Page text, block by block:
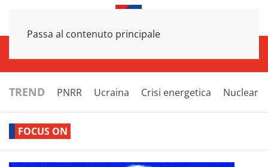
Passa al contenuto principale
TREND PNRR Ucraina Crisi energetica Nucleare
FOCUS ON